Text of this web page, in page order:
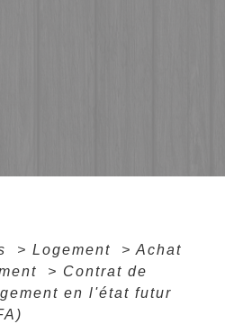
> Logement > Achat
> Contrat de
en l'état futur